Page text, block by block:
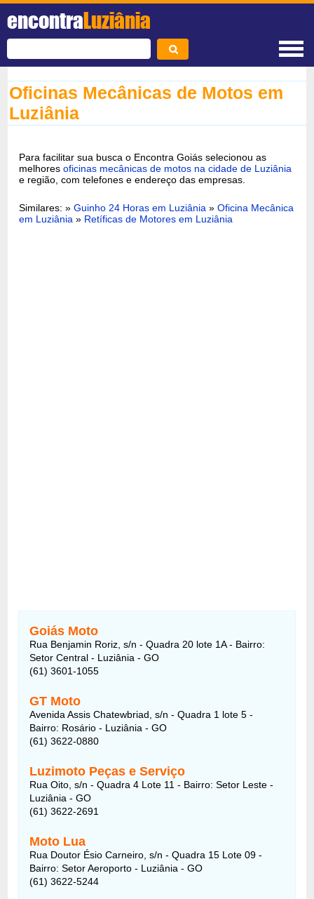
encontraLuziânia
Oficinas Mecânicas de Motos em
Luziânia
Para facilitar sua busca o Encontra Goiás selecionou as
melhoresoficinas mecânicas de motos na cidade de Luziânia
e região, com telefones e endereço das empresas.
Similares: »Guinho 24 Horas em Luziânia »Oficina Mecânica
em Luziânia » Retíficas de Motores em Luziânia
Goiás Moto
Rua Benjamin Roriz, s/n - Quadra 20 lote 1A - Bairro:
Setor Central - Luziânia - GO
(61) 3601-1055
GT Moto
Avenida Assis Chatewbriad, s/n - Quadra 1 lote 5 -
Bairro: Rosário - Luziânia - GO
(61) 3622-0880
Luzimoto Peças e Serviço
Rua Oito, s/n - Quadra 4 Lote 11 - Bairro: Setor Leste -
Luziânia - GO
(61) 3622-2691
Moto Lua
Rua Doutor Ésio Carneiro, s/n - Quadra 15 Lote 09 -
Bairro: Setor Aeroporto - Luziânia - GO
(61) 3622-5244